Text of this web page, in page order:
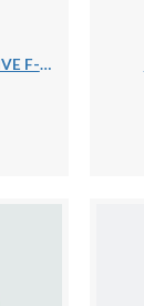
Bokserki męskie Odlo ACTIVE F-DRY GRAPHIC 2 PACK